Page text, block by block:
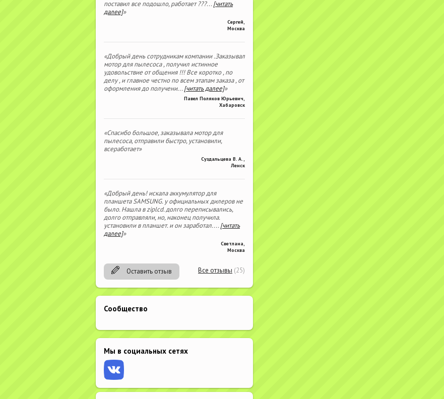
поставил все подошло, работает ???...[читать
далее]»
Сергей
Москва
«Добрый день сотрудникам компании .Заказывал
мотор для пылесоса , получил истинное
удовольствие от общения !!! Все коротко , по
делу , и главное честно по всем этапам заказа , от
оформления до получени...[читать далее]»
Павел Поляков Юрьевич
Хабаровск
«Спасибо большое, заказывала мотор для
пылесоса, отправили быстро, установили,
всеработает»
Суздальцева В. А.
Ленск
«Добрый день! искала аккумулятор для
планшета SAMSUNG. у официальных дилеров не
было. Нашла в ziplcd. долго переписывались,
долго отправляли, но, наконец получила.
установили в планшет. и он заработал....[читать
далее]»
Светлана
Москва
Оставить отзыв Все отзывы (25)
Сообщество
Мы в социальных сетях